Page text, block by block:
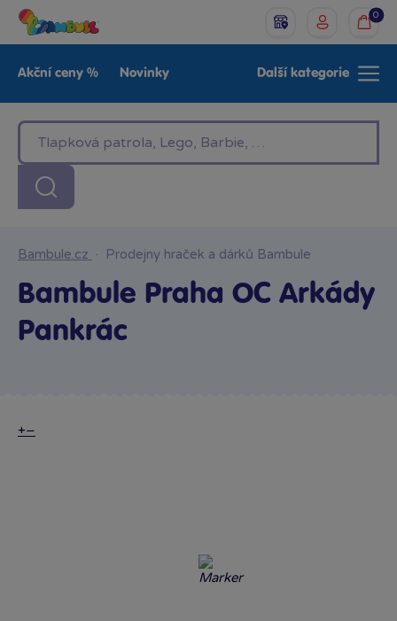
0
Akční ceny % Novinky
LEGO®
Baby Značky
Další kategorie
Bambule.cz · Prodejny hraček a dárků Bambule
Bambule Praha OC Arkády
Pankrác
+−